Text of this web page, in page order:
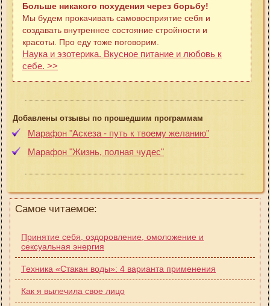
Больше никакого похудения через борьбу!
Мы будем прокачивать самовосприятие себя и
создавать внутреннее состояние стройности и
красоты. Про еду тоже поговорим.
Наука и эзотерика. Вкусное питание и любовь к
себе. >>
Добавлены отзывы по прошедшим программам
Марафон "Аскеза - путь к твоему желанию"
Марафон "Жизнь, полная чудес"
Самое читаемое:
Принятие себя, оздоровление, омоложение и
сексуальная энергия
Техника «Cтакан воды»: 4 варианта применения
Как я вылечила свое лицо